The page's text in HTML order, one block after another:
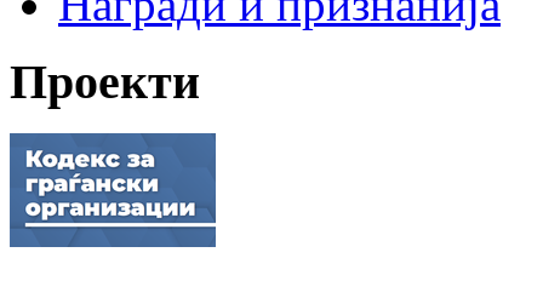
Проекти